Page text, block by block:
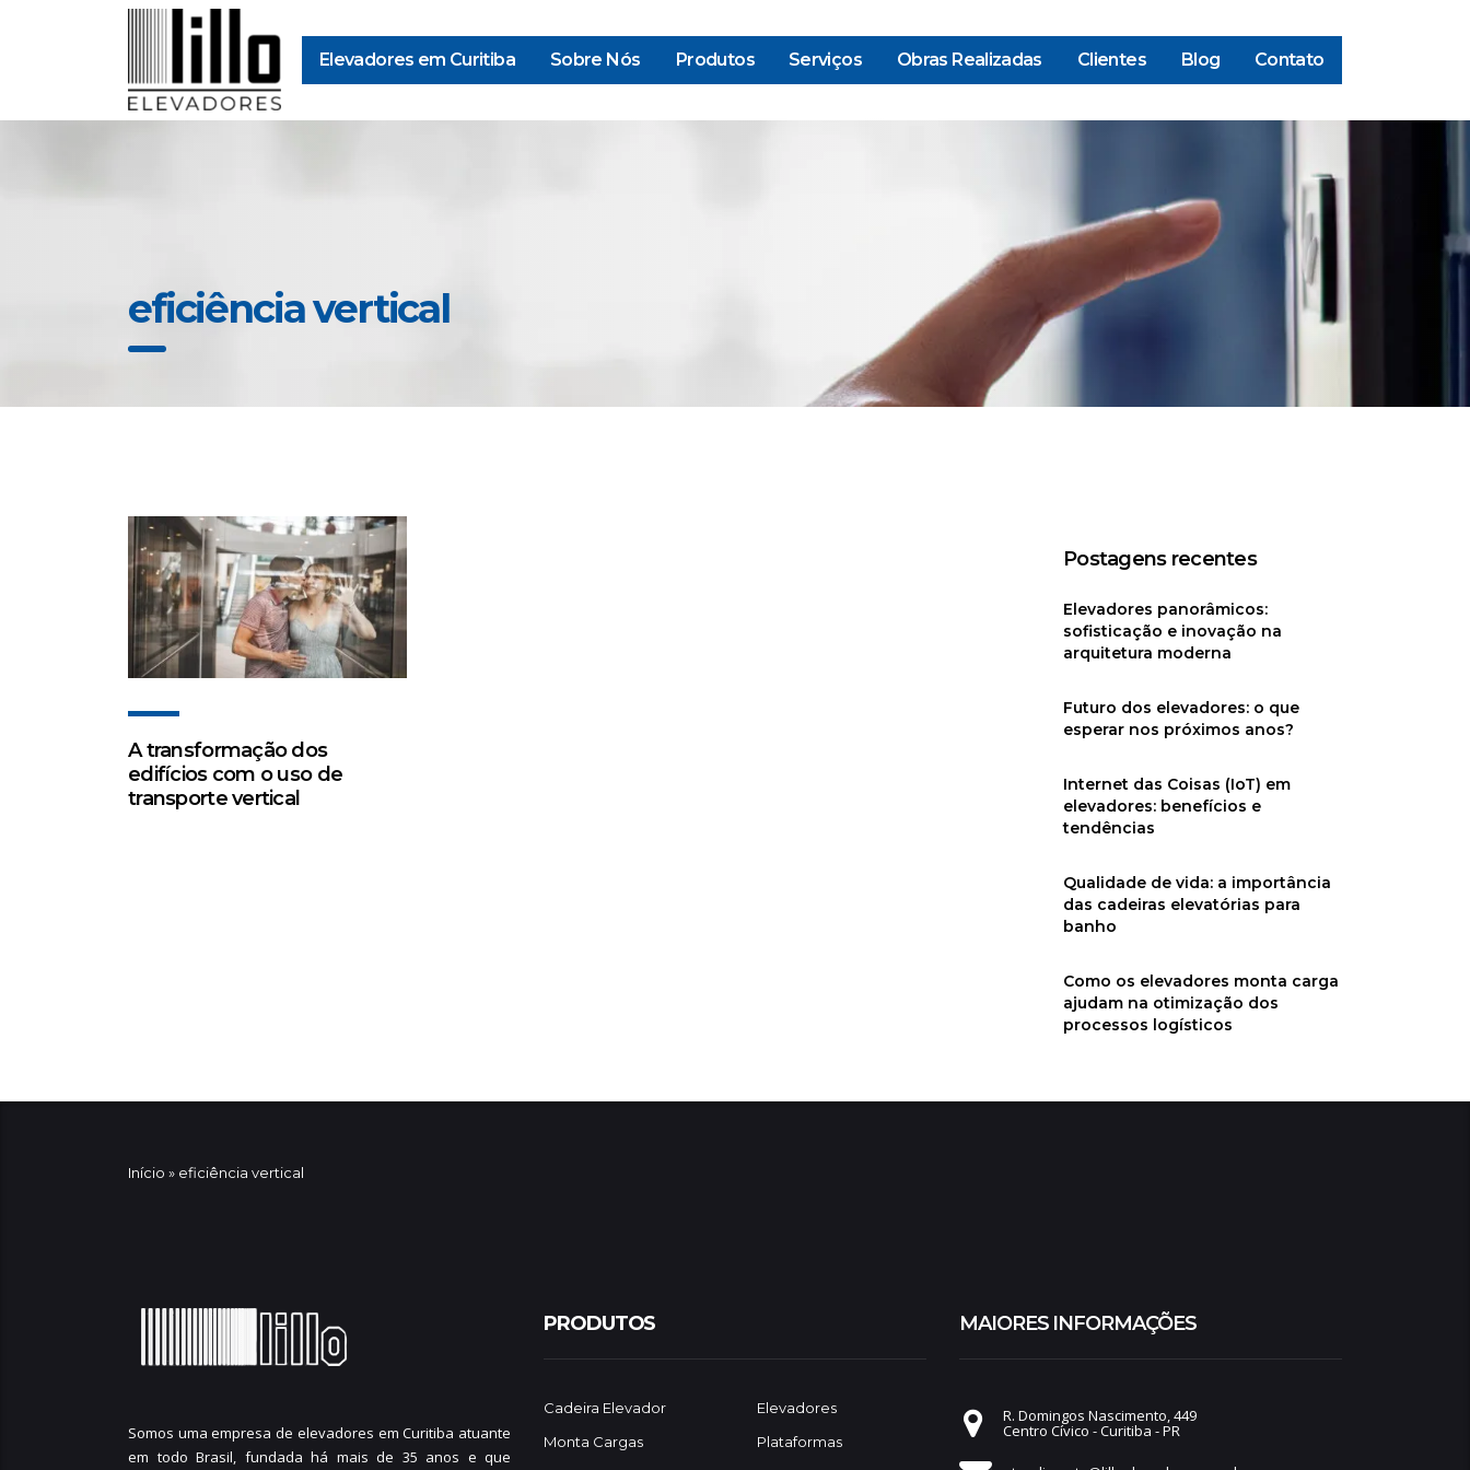
Elevadores em Curitiba Sobre Nós Produtos Serviços Obras Realizadas Clientes Blog Contato
eficiência vertical
A transformação dos
edifícios com o uso de
transporte vertical
Postagens recentes
Elevadores panorâmicos:
sofisticação e inovação na
arquitetura moderna
Futuro dos elevadores: o que
esperar nos próximos anos?
Internet das Coisas (IoT) em
elevadores: benefícios e
tendências
Qualidade de vida: a importância
das cadeiras elevatórias para
banho
Como os elevadores monta carga
ajudam na otimização dos
processos logísticos
Início » eficiência vertical
Somos uma empresa de elevadores em Curitiba atuante
em todo Brasil, fundada há mais de 35 anos e que
PRODUTOS
Cadeira Elevador
Elevadores
Monta Cargas
Plataformas
MAIORES INFORMAÇÕES
R. Domingos Nascimento, 449
Centro Cívico - Curitiba - PR